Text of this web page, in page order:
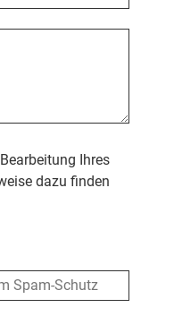
Ihres
dazu finden